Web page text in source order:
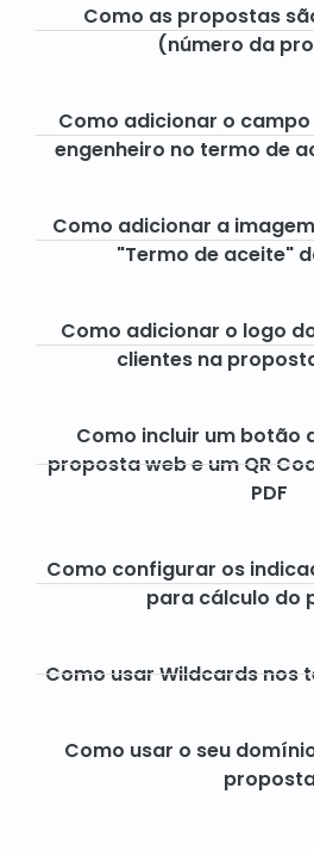
Como as propostas
(número da
Como adicionar o
engenheiro no termo de
Como adicionar a
"Termo de aceite"
Como adicionar o logo
clientes na
Como incluir um botão
proposta web e um QR
PDF
Como configurar os
para cálculo do
Como usar Wildcards nos
Como usar o seu